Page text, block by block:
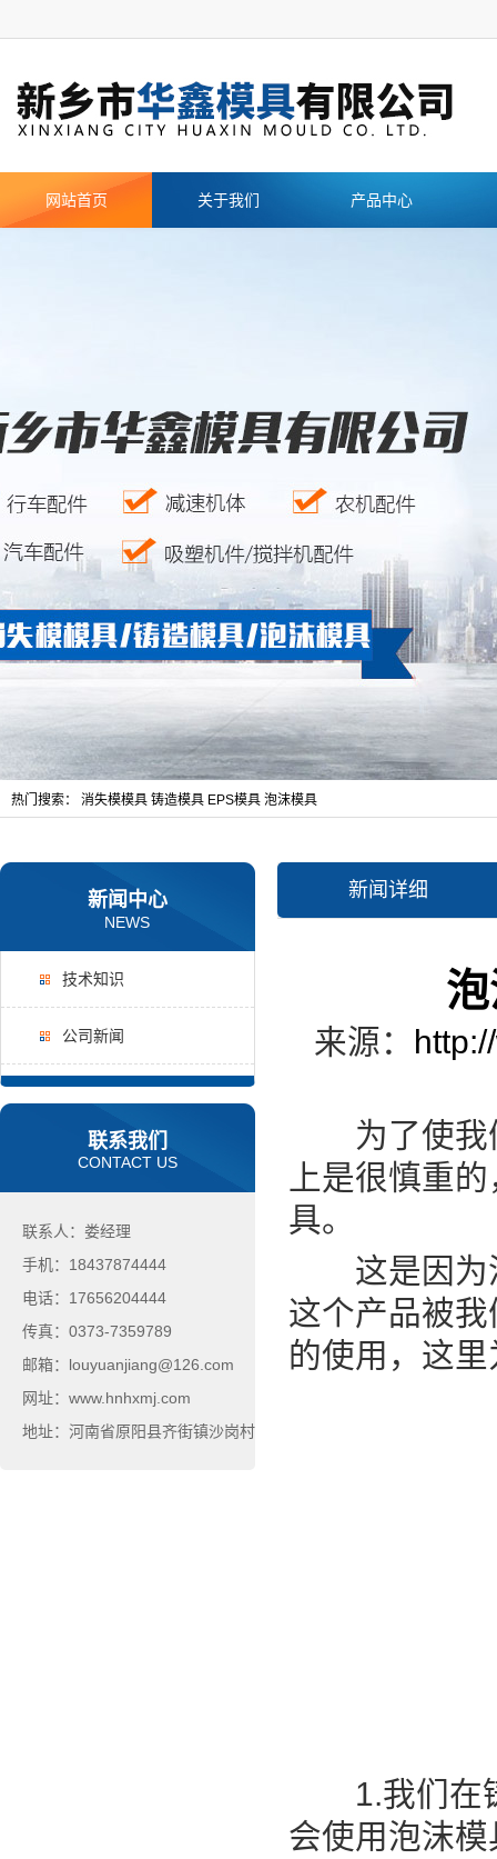
网站首页 关于我们 产品中心
热门搜索： 消失模模具 铸造模具 EPS模具 泡沫模具
新闻中心
NEWS
技术知识
公司新闻
联系我们
CONTACT US
联系人：娄经理
手机：18437874444
电话：17656204444
传真：0373-7359789
邮箱：louyuanjiang@126.com
网址：www.hnhxmj.com
地址：河南省原阳县齐街镇沙岗村
新闻详细
来源：
为了使我们
上是很慎重
具。
这是因为泡
这个产品被
的使用，这
1.我们在铸
会使用泡沫模